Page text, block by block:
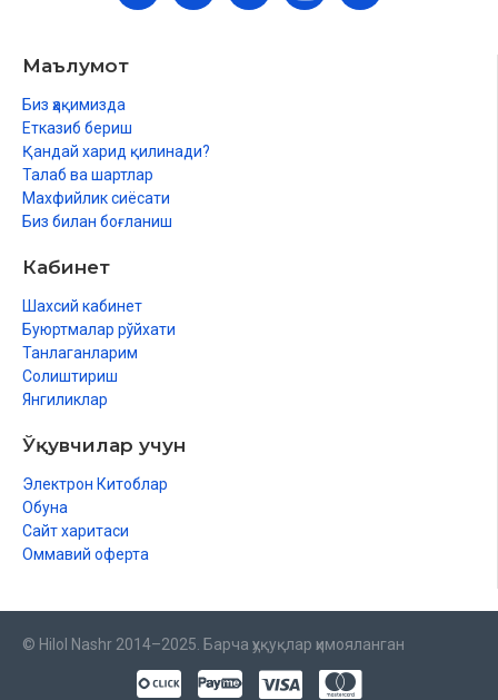
Маълумот
Биз ҳақимизда
Етказиб бериш
Қандай харид қилинади?
Талаб ва шартлар
Махфийлик сиёсати
Биз билан боғланиш
Кабинет
Шахсий кабинет
Буюртмалар рўйхати
Танлаганларим
Солиштириш
Янгиликлар
Ўқувчилар учун
Электрон Китоблар
Обуна
Сайт харитаси
Оммавий оферта
© Hilol Nashr 2014–2025. Барча ҳуқуқлар ҳимояланган